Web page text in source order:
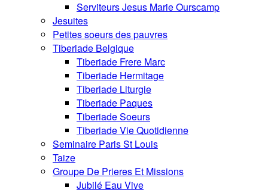
Serviteurs Jesus Marie Ourscamp
Jesuites
Petites soeurs des pauvres
Tiberiade Belgique
Tiberiade Frere Marc
Tiberiade Hermitage
Tiberiade Liturgie
Tiberiade Paques
Tiberiade Soeurs
Tiberiade Vie Quotidienne
Seminaire Paris St Louis
Taize
Groupe De Prieres Et Missions
Jubilé Eau Vive